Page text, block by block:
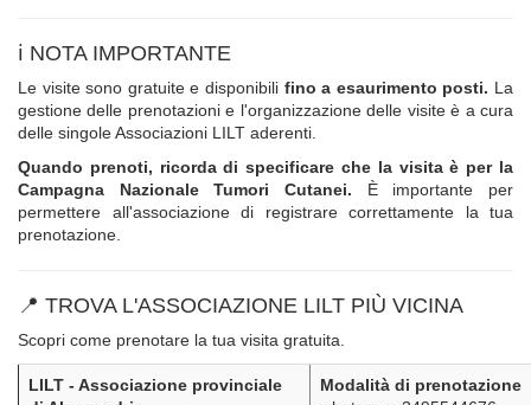
ℹ️ NOTA IMPORTANTE
Le visite sono gratuite e disponibili fino a esaurimento posti. La
gestione delle prenotazioni e l'organizzazione delle visite è a cura
delle singole Associazioni LILT aderenti.
Quando prenoti, ricorda di specificare che la visita è per la
Campagna Nazionale Tumori Cutanei. È importante per
permettere all'associazione di registrare correttamente la tua
prenotazione.
📍 TROVA L'ASSOCIAZIONE LILT PIÙ VICINA
Scopri come prenotare la tua visita gratuita.
LILT - Associazione provinciale
Modalità di prenotazione